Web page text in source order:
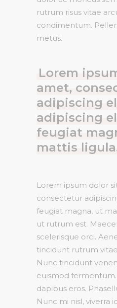
rutrum risus vitae
condimentum.
metus.
Lorem
amet,
adipiscing
adipiscing
feugiat
mattis
Lorem ipsum dolor
consectetur
feugiat magna, ut
ut rutrum est.
scelerisque orci.
tincidunt rutrum
Nunc tincidunt
euismod
dapibus eros.
Nunc mi nisl, viverra